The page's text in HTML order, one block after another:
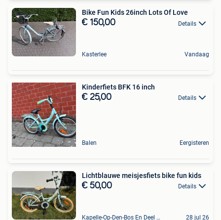
Bike Fun Kids 26inch Lots Of Love
€ 150,00 Details
Kasterlee Vandaag
Kinderfiets BFK 16 inch
€ 25,00 Details
Balen Eergisteren
Lichtblauwe meisjesfiets bike fun kids
€ 50,00 Details
Kapelle-Op-Den-Bos En Deel Van Zemst 28 jul 26